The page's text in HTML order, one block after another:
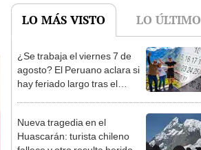
LO MÁS VISTO LO ÚLTIMO
¿Se trabaja el viernes 7 de
agosto? El Peruano aclara si
hay feriado largo tras el
Nueva tragedia en el
Huascarán: turista chileno